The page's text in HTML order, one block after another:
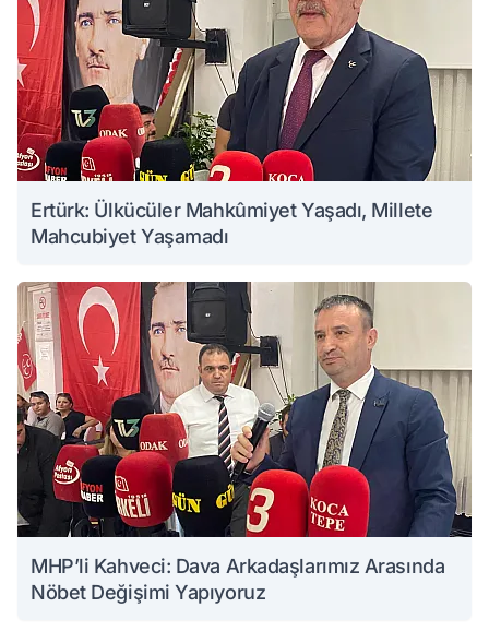
Ertürk: Ülkücüler Mahkûmiyet Yaşadı, Millete
Mahcubiyet Yaşamadı
MHP’li Kahveci: Dava Arkadaşlarımız Arasında
Nöbet Değişimi Yapıyoruz